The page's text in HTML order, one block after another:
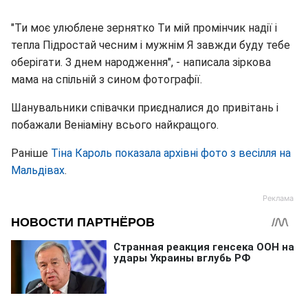
"Ти моє улюблене зернятко Ти мій промінчик надії і
тепла Підростай чесним і мужнім Я завжди буду тебе
оберігати. З днем народження", - написала зіркова
мама на спільній з сином фотографії.
Шанувальники співачки приєдналися до привітань і
побажали Веніаміну всього найкращого.
Раніше Тіна Кароль показала архівні фото з весілля на
Мальдівах.